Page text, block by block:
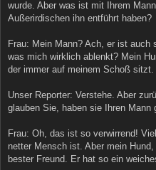
wurde. Aber was ist mit Ihrem
Außerirdischen ihn entführt haben?
Frau: Mein Mann? Ach, er ist auch
was mich wirklich ablenkt? Mein
der immer auf meinem Schoß
Unser Reporter: Verstehe. Aber
glauben Sie, haben sie Ihren Mann
Frau: Oh, das ist so verwirrend!
netter Mensch ist. Aber mein
bester Freund. Er hat so ein